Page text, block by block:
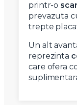
printr-o
prevazuta
trepte
Un alt
reprezinta
care ofera